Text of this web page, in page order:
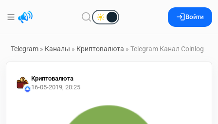
Войти
Telegram » Каналы » Криптовалюта » Telegram Канал Coinlog
Криптовалюта
16-05-2019, 20:25